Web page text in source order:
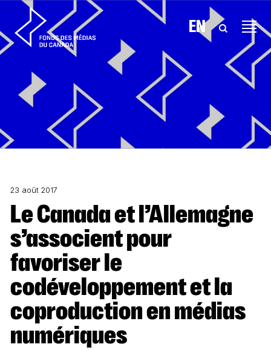
Aller au contenu EN
23 août 2017
Le Canada et l’Allemagne
s’associent pour
favoriser le
codéveloppement et la
coproduction en médias
numériques